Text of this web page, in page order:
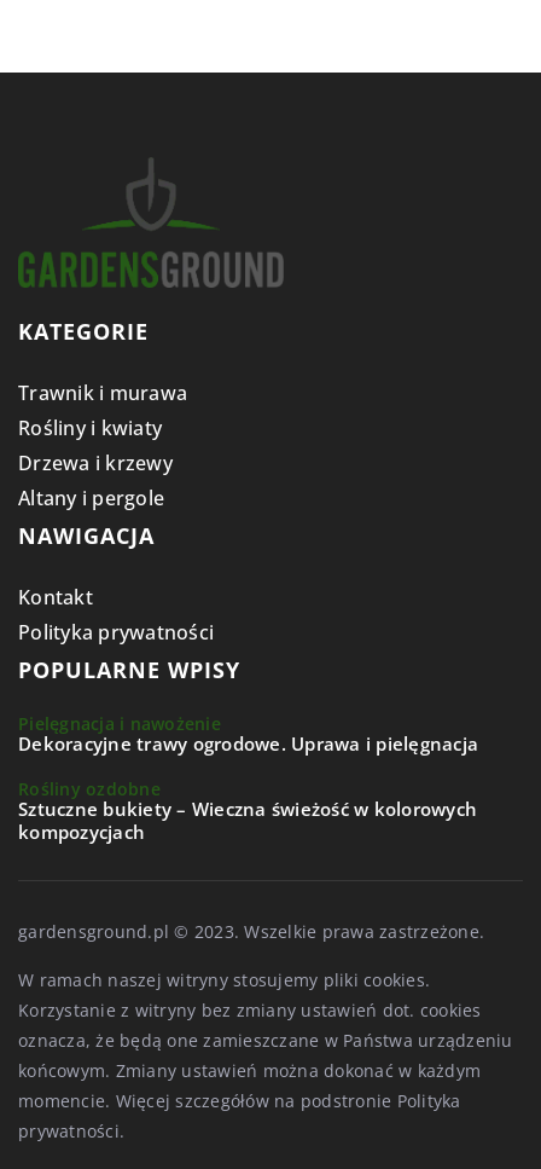
KATEGORIE
Trawnik i murawa
Rośliny i kwiaty
Drzewa i krzewy
Altany i pergole
NAWIGACJA
Kontakt
Polityka prywatności
POPULARNE WPISY
Pielęgnacja i nawożenie
Dekoracyjne trawy ogrodowe. Uprawa i pielęgnacja
Rośliny ozdobne
Sztuczne bukiety – Wieczna świeżość w kolorowych
kompozycjach
gardensground.pl © 2023. Wszelkie prawa zastrzeżone.
W ramach naszej witryny stosujemy pliki cookies.
Korzystanie z witryny bez zmiany ustawień dot. cookies
oznacza, że będą one zamieszczane w Państwa urządzeniu
końcowym. Zmiany ustawień można dokonać w każdym
momencie. Więcej szczegółów na podstronie Polityka
prywatności.